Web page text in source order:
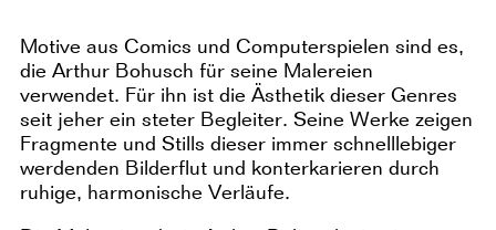
Motive aus Comics und Computerspielen sind es,
die Arthur Bohusch für seine Malereien
verwendet. Für ihn ist die Ästhetik dieser Genres
seit jeher ein steter Begleiter. Seine Werke zeigen
Fragmente und Stills dieser immer schnelllebiger
werdenden Bilderflut und konterkarieren durch
ruhige, harmonische Verläufe.